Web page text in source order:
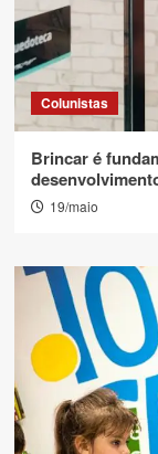
Colunistas
Brincar é
19/maio